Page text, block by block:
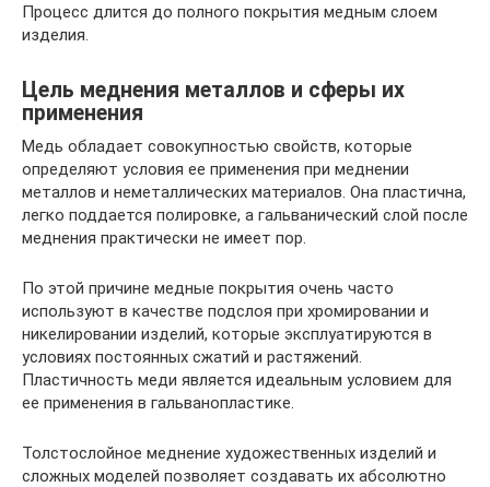
Процесс длится до полного покрытия медным слоем
изделия.
Цель меднения металлов и сферы их
применения
Медь обладает совокупностью свойств, которые
определяют условия ее применения при меднении
металлов и неметаллических материалов. Она пластична,
легко поддается полировке, а гальванический слой после
меднения практически не имеет пор.
По этой причине медные покрытия очень часто
используют в качестве подслоя при хромировании и
никелировании изделий, которые эксплуатируются в
условиях постоянных сжатий и растяжений.
Пластичность меди является идеальным условием для
ее применения в гальванопластике.
Толстослойное меднение художественных изделий и
сложных моделей позволяет создавать их абсолютно